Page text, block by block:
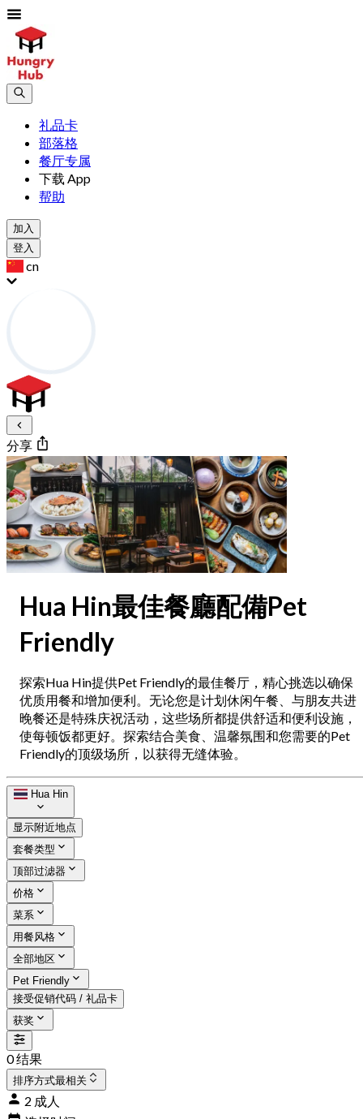
礼品卡
部落格
餐厅专属
下载 App
帮助
加入
登入
cn
分享
Hua Hin最佳餐廳配備Pet
Friendly
探索Hua Hin提供Pet Friendly的最佳餐厅，精心挑选以确保
优质用餐和增加便利。无论您是计划休闲午餐、与朋友共进
晚餐还是特殊庆祝活动，这些场所都提供舒适和便利设施，
使每顿饭都更好。探索结合美食、温馨氛围和您需要的Pet
Friendly的顶级场所，以获得无缝体验。
Hua Hin
显示附近地点
套餐类型
顶部过滤器
价格
菜系
用餐风格
全部地区
Pet Friendly
接受促销代码 / 礼品卡
获奖
0 结果
排序方式最相关
2 成人